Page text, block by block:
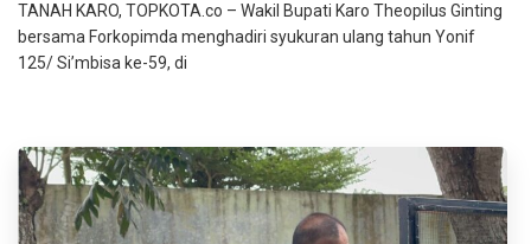
TANAH KARO, TOPKOTA.co – Wakil Bupati Karo Theopilus Ginting
bersama Forkopimda menghadiri syukuran ulang tahun Yonif
125/ Si’mbisa ke-59, di